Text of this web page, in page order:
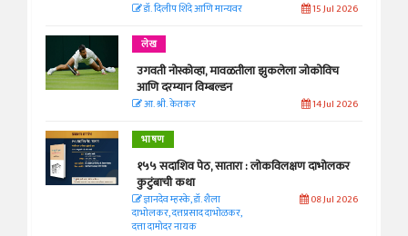
डॉ. दिलीप शिंदे आणि मान्यवर 15 Jul 2026
लेख
उगवती नोस्कोव्हा, मावळतीला झुकलेला जोकोविच
आणि दरम्यान विम्बल्डन
आ. श्री. केतकर 14 Jul 2026
भाषण
१५५ सदाशिव पेठ, सातारा : लोकविलक्षण दाभोलकर
कुटुंबाची कथा
ज्ञानदेव म्हस्के, डॉ. शैला
दाभोलकर, दत्तप्रसाद दाभोळकर,
दत्ता दामोदर नायक
08 Jul 2026